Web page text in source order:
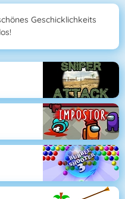
Geschicklichkeits